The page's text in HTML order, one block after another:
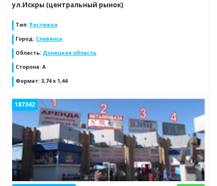
ул.Искры (центральный рынок)
Тип: Растяжка
Город: Славянск
Область: Донецкая область
Сторона: А
Формат: 3,74 х 1,44
187342